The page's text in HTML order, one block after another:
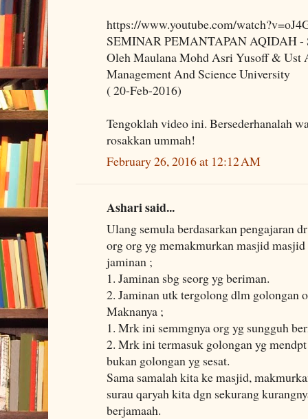
https://www.youtube.com/
SEMINAR PEMANTAPAN AQIDAH -
Oleh Maulana Mohd Asri Yusoff & Ust
Management And Science University
( 20-Feb-2016)
Tengoklah video ini. Bersederhanalah
rosakkan ummah!
February 26, 2016 at 12:12 AM
Ashari said...
Ulang semula berdasarkan pengajaran
org org yg memakmurkan masjid
jaminan ;
1. Jaminan sbg seorg yg beriman.
2. Jaminan utk tergolong dlm golongan
Maknanya ;
1. Mrk ini semmgnya org yg sungguh
2. Mrk ini termasuk golongan yg
bukan golongan yg sesat.
Sama samalah kita ke masjid,
surau qaryah kita dgn sekurang
berjamaah.